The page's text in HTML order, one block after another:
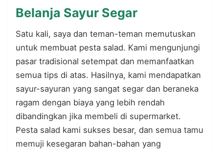
Belanja Sayur Segar
Satu kali, saya dan teman-teman memutuskan
untuk membuat pesta salad. Kami mengunjungi
pasar tradisional setempat dan memanfaatkan
semua tips di atas. Hasilnya, kami mendapatkan
sayur-sayuran yang sangat segar dan beraneka
ragam dengan biaya yang lebih rendah
dibandingkan jika membeli di supermarket.
Pesta salad kami sukses besar, dan semua tamu
memuji kesegaran bahan-bahan yang